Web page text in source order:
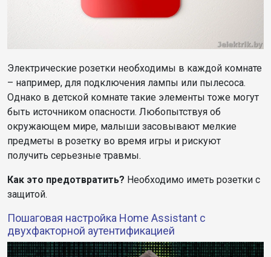
Электрические розетки необходимы в каждой комнате
– например, для подключения лампы или пылесоса.
Однако в детской комнате такие элементы тоже могут
быть источником опасности. Любопытствуя об
окружающем мире, малыши засовывают мелкие
предметы в розетку во время игры и рискуют
получить серьезные травмы.
Как это предотвратить? Необходимо иметь розетки с
защитой.
Пошаговая настройка Home Assistant с
двухфакторной аутентификацией